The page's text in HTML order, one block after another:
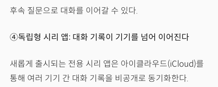
후속 질문으로 대화를 이어갈 수 있다.
④독립형 시리 앱: 대화 기록이 기기를 넘어 이어진다
새롭게 출시되는 전용 시리 앱은 아이클라우드(iCloud)를
통해 여러 기기 간 대화 기록을 비공개로 동기화한다.